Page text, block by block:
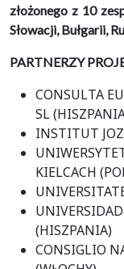
złożonego z 10
Słowacji, Bułgarii,
PARTNERZY
CONSULTA
SL
INSTITUT
KIELCACH
(HISZPANIA)
CONSIGLIO